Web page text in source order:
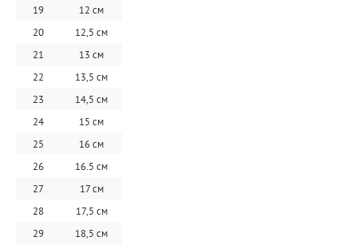
19
12 см
20
12,5 см
21
13 см
22
13,5 см
23
14,5 см
24
15 см
25
16 см
26
16.5 см
27
17 см
28
17,5 см
29
18,5 см